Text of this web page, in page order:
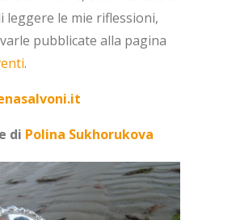
leggere le mie riflessioni,
pubblicate alla pagina
.
di Polina Sukhorukova